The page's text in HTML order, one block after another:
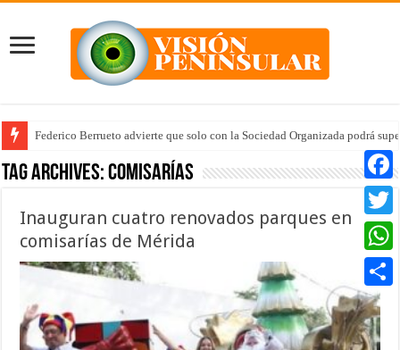
Federico Berrueto advierte que solo con la Sociedad Organizada podrá
Arrancan la tercera etapa de Médico 24/7
Tag Archives:comisarías
Inauguran cuatro renovados parques en
comisarías de Mérida
Twitter